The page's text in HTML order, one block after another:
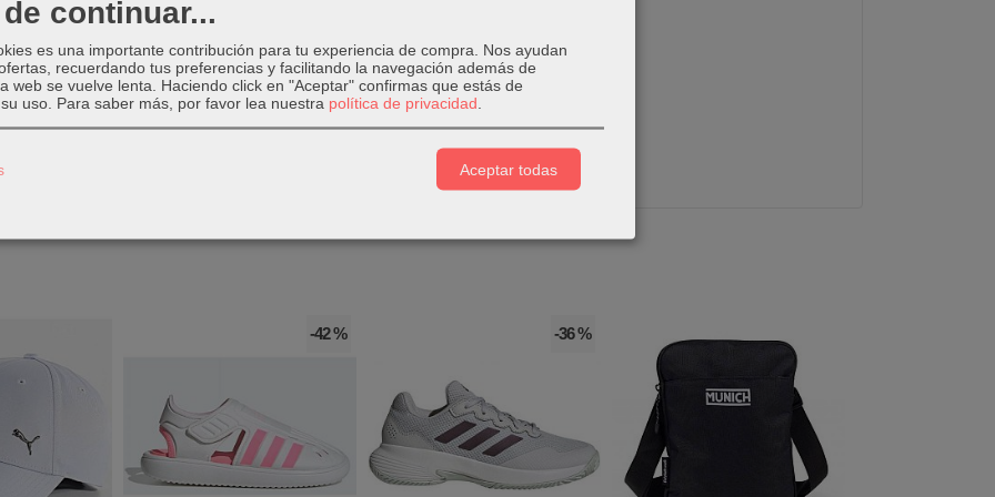
Studio está compuesto de elastán y algodón.
-42 % -36 %
continuar...
es una importante contribución para tu experiencia de compra. Nos ayudan
recuerdando tus preferencias y facilitando la navegación además de
web se vuelve lenta. Haciendo click en "Aceptar" confirmas que estás de
uso. Para saber más, por favor lea nuestra política de privacidad
Aceptar todas